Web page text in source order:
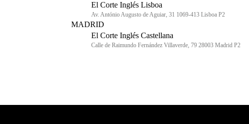
El Corte Inglés Lisboa
Av. António Augusto de Aguiar, 31 1069-413 Lisboa P2
MADRID
El Corte Inglés Castellana
Calle de Raimundo Fernández Villaverde, 79 28003 Madrid P2